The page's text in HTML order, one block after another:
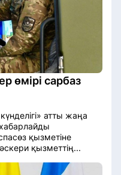
өмірі сарбаз
атты жаңа
қызметіне
қызметтің...